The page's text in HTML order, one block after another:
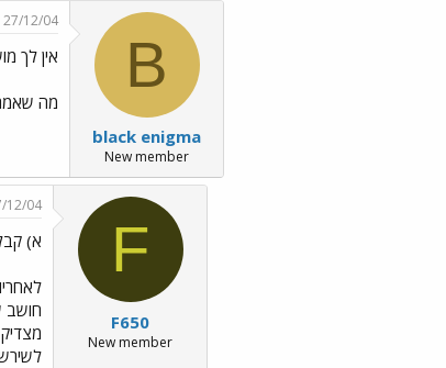
B
black enigma
New member
27/12/04
אין לך
מה
F
F650
New member
12/04
א)
חושב